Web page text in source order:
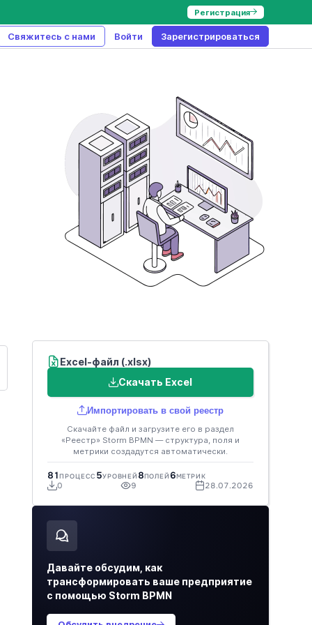
Регистрация
Свяжитесь с нами Войти Зарегистрироваться
Excel-файл (.xlsx)
Скачать Excel
Импортировать в свой реестр
Скачайте файл и загрузите его в раздел
«Реестр» Storm BPMN — структура, поля и
метрики создадутся автоматически.
81ПРОЦЕСС 5УРОВНЕЙ 8ПОЛЕЙ6МЕТРИК
0 9 28.07.2026
Давайте обсудим, как
трансформировать ваше предприятие
с помощью Storm BPMN